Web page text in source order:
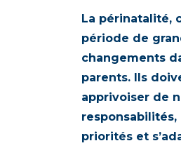
La périnatalité,
période de
changements
parents. Ils
apprivoiser de
priorités et